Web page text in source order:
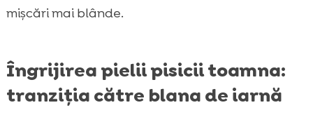
mișcări mai blânde.
Îngrijirea pielii pisicii toamna:
tranziția către blana de iarnă